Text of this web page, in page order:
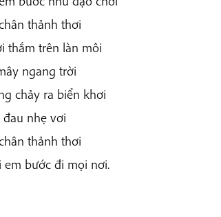
thảnh thơi
thắm trên làn môi
ngang trời
chảy ra biển khơi
nhẹ vơi
thảnh thơi
em bước đi mọi nơi.